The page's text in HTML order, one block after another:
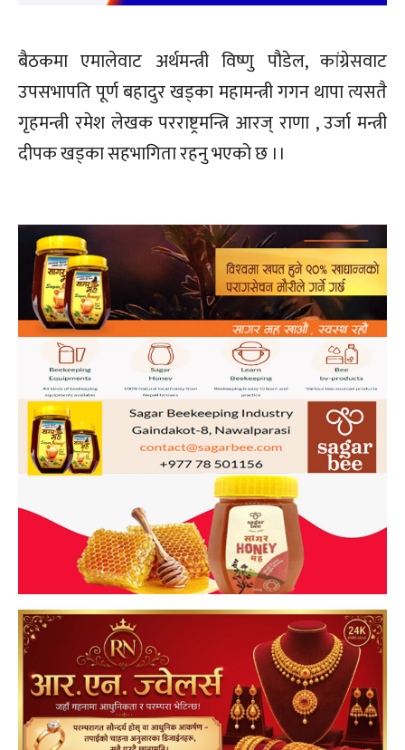
बैठकमा एमालेवाट अर्थमन्त्री विष्णु पौडेल, कांग्रेसवाट
उपसभापति पूर्ण बहादुर खड्का महामन्त्री गगन थापा त्यसतै
गृहमन्त्री रमेश लेखक परराष्ट्रमन्त्रि आरज् राणा , उर्जा मन्त्री
दीपक खड्का सहभागिता रहनु भएको छ ।।